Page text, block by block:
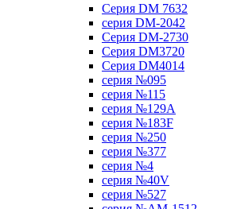
Серия DM 7632
серия DM-2042
Серия DM-2730
Серия DM3720
Серия DM4014
серия №095
серия №115
серия №129A
серия №183F
серия №250
серия №377
серия №4
серия №40V
серия №527